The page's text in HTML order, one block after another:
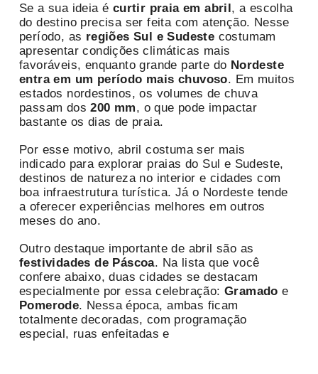
Se a sua ideia é curtir praia em abril, a escolha
do destino precisa ser feita com atenção. Nesse
período, as regiões Sul e Sudeste costumam
apresentar condições climáticas mais
favoráveis, enquanto grande parte do Nordeste
entra em um período mais chuvoso. Em muitos
estados nordestinos, os volumes de chuva
passam dos200 mm, o que pode impactar
bastante os dias de praia.
Por esse motivo, abril costuma ser mais
indicado para explorar praias do Sul e Sudeste,
destinos de natureza no interior e cidades com
boa infraestrutura turística. Já o Nordeste tende
a oferecer experiências melhores em outros
meses do ano.
Outro destaque importante de abril são as
festividades de Páscoa. Na lista que você
confere abaixo, duas cidades se destacam
especialmente por essa celebração: Gramado e
Pomerode. Nessa época, ambas ficam
totalmente decoradas, com programação
especial, ruas enfeitadas e